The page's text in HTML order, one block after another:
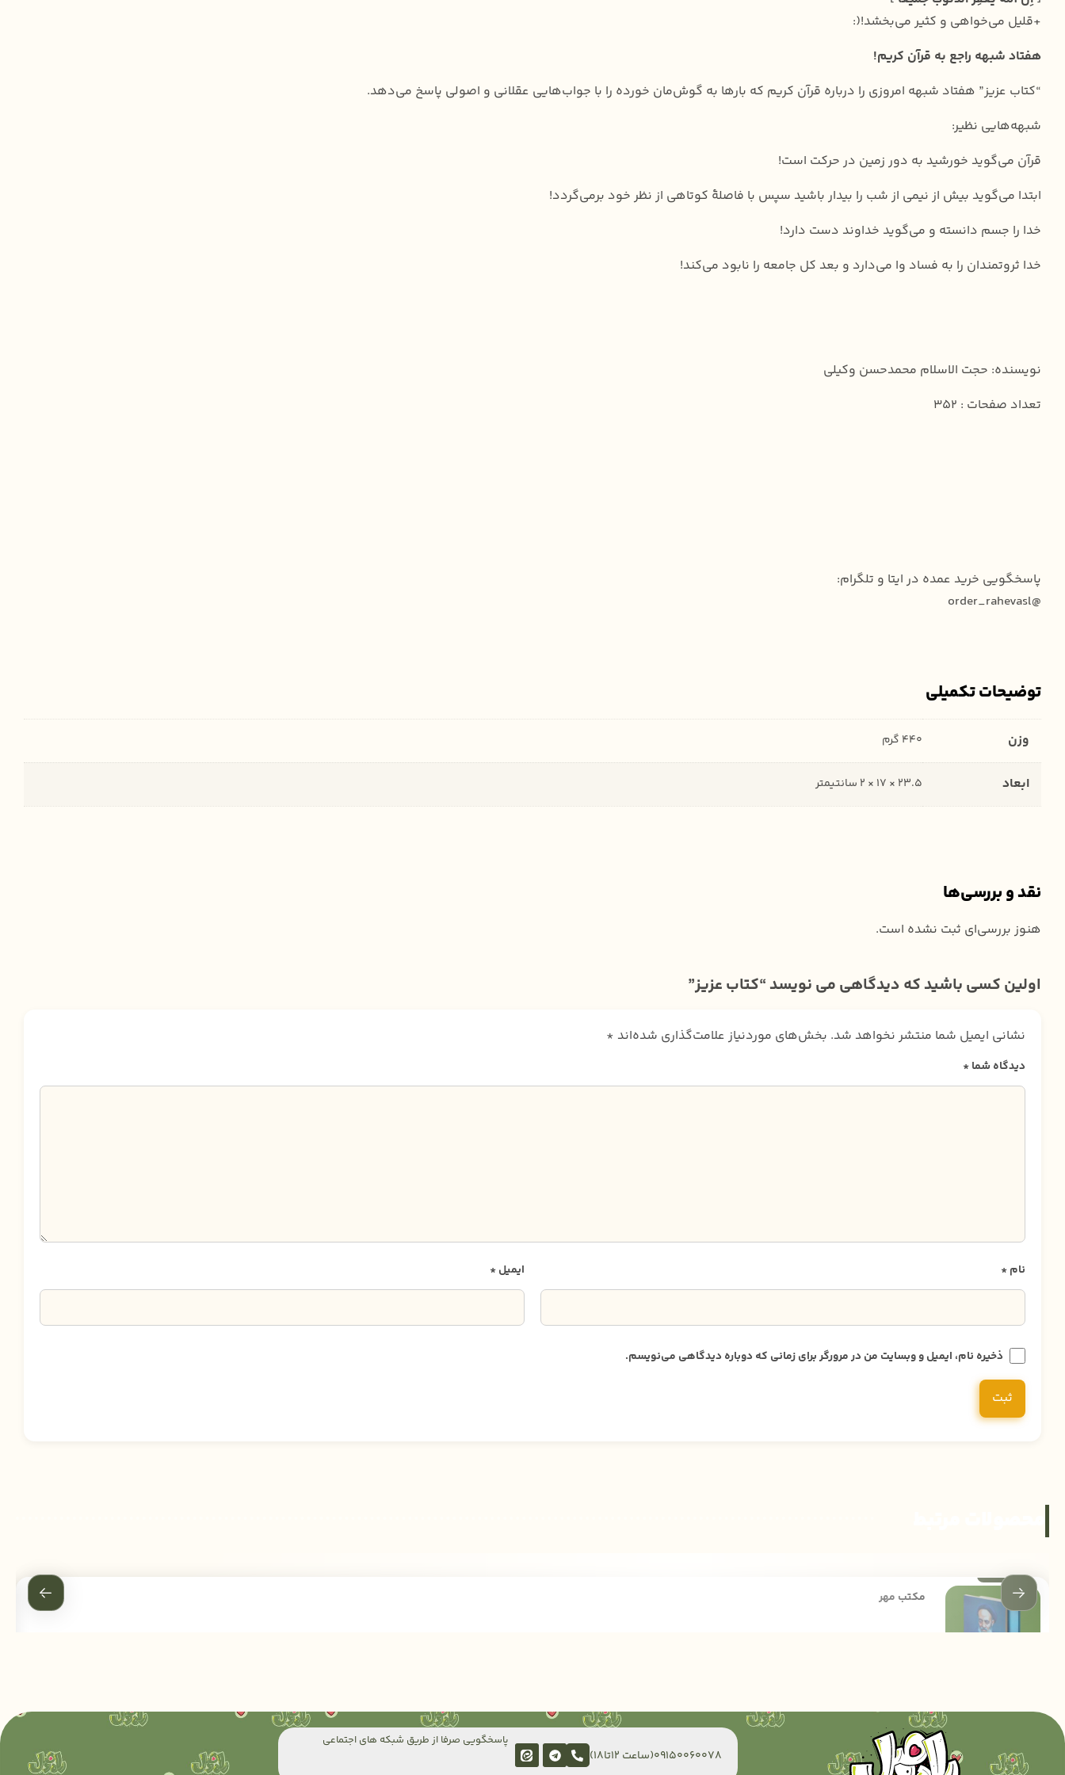
+قلیل می‌خواهی و کثیر می‌بخشد!(:
هفتاد شبهه راجع به قرآن کریم!
“کتاب عزیز” هفتاد شبهه امروزی را درباره قرآن کریم که بارها به گوش‌مان خورده را با جواب‌هایی عقلانی و اصولی پاسخ می‌دهد.
شبهه‌هایی نظیر:
قرآن می‌گوید خورشید به دور زمین در حرکت است!
ابتدا می‌گوید بیش از نیمی از شب را بیدار باشید سپس با فاصلۀ کوتاهی از نظر خود برمی‌گردد!
خدا را جسم دانسته و می‌گوید خداوند دست دارد!
خدا ثروتمندان را به فساد وا می‌دارد و بعد کل جامعه را نابود می‌کند!
نویسنده: حجت الاسلام محمدحسن وکیلی
تعداد صفحات : 352
پاسخگویی خرید عمده در ایتا و تلگرام:
@order_rahevasl
توضیحات تکمیلی
وزن 440 گرم
ابعاد 23.5 × 17 × 2 سانتیمتر
نقد و بررسی‌ها
هنوز بررسی‌ای ثبت نشده است.
اولین کسی باشید که دیدگاهی می نویسد “کتاب عزیز”
نشانی ایمیل شما منتشر نخواهد شد. بخش‌های موردنیاز علامت‌گذاری شده‌اند *
دیدگاه شما*
نام* ایمیل*
ذخیره نام، ایمیل و وبسایت من در مرورگر برای زمانی که دوباره دیدگاهی می‌نویسم.
مکتب مهر
پاسخگویی صرفا از طریق شبکه های اجتماعی
09150060078(ساعت 12تا18)